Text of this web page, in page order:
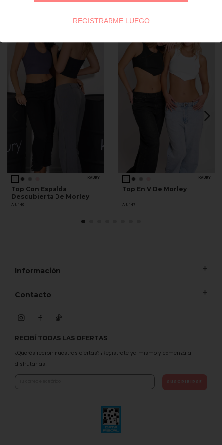
KAURY
Top Con Espalda
Descubierta De Morley
Art. 146
KAURY
Top En V De Morley
Art. 147
Información
Contacto
RECIBÍ TODAS LAS OFERTAS
¿Querés recibir nuestras ofertas? ¡Registrate ya mismo y comenzá a
disfrutarlas!
REGISTRARME LUEGO